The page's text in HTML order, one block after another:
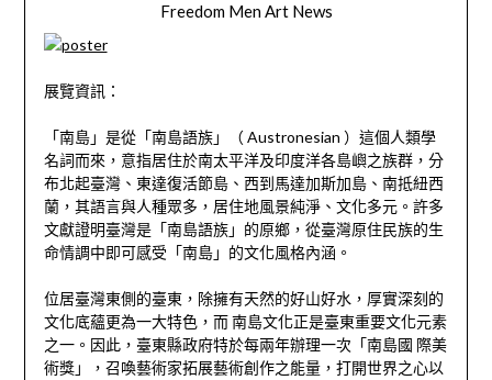
Freedom Men Art News
展覽資訊：
「南島」是從「南島語族」（ Austronesian ）這個人類學
名詞而來，意指居住於南太平洋及印度洋各島嶼之族群，分
布北起臺灣、東達復活節島、西到馬達加斯加島、南抵紐西
蘭，其語言與人種眾多，居住地風景純淨、文化多元。許多
文獻證明臺灣是「南島語族」的原鄉，從臺灣原住民族的生
命情調中即可感受「南島」的文化風格內涵。
位居臺灣東側的臺東，除擁有天然的好山好水，厚實深刻的
文化底蘊更為一大特色，而 南島文化正是臺東重要文化元素
之一。因此，臺東縣政府特於每兩年辦理一次「南島國 際美
術獎」，召喚藝術家拓展藝術創作之能量，打開世界之心以